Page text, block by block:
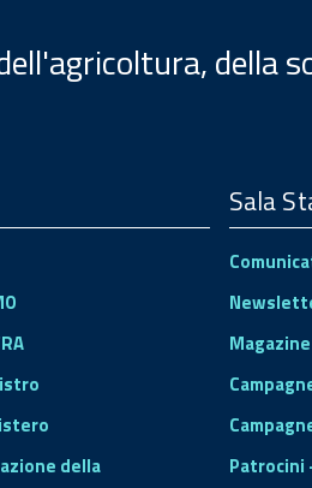
della
della
Sala
Patrocini